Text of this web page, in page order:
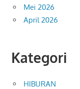
Mei 2026
April 2026
Kategori
HIBURAN